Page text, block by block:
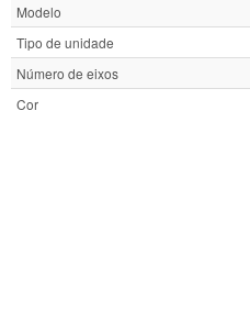
Modelo
Tipo de unidade
Número de eixos
Cor